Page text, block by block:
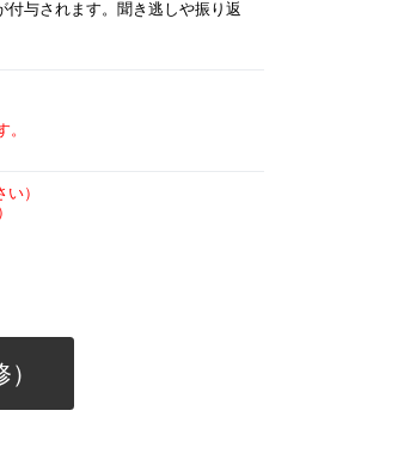
付与されます。聞き逃しや振り返
）